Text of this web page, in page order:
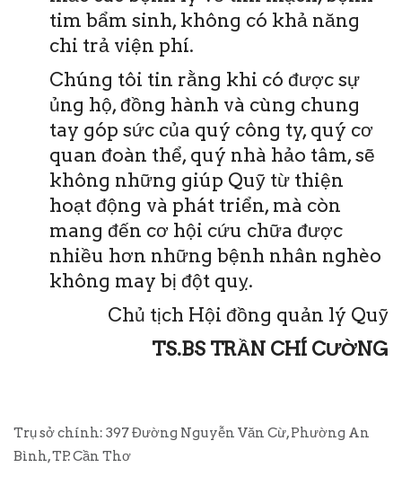
tim bẩm sinh, không có khả năng
chi trả viện phí.
Chúng tôi tin rằng khi có được sự
ủng hộ, đồng hành và cùng chung
tay góp sức của quý công ty, quý cơ
quan đoàn thể, quý nhà hảo tâm, sẽ
không những giúp Quỹ từ thiện
hoạt động và phát triển, mà còn
mang đến cơ hội cứu chữa được
nhiều hơn những bệnh nhân nghèo
không may bị đột quỵ.
Chủ tịch Hội đồng quản lý Quỹ
TS.BS TRẦN CHÍ CƯỜNG
Trụ sở chính: 397 Đường Nguyễn Văn Cừ, Phường An
Bình, TP. Cần Thơ